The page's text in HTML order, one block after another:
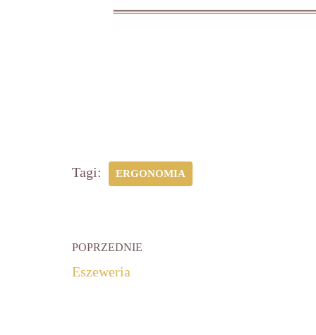
Tagi: ERGONOMIA
POPRZEDNIE
Eszeweria